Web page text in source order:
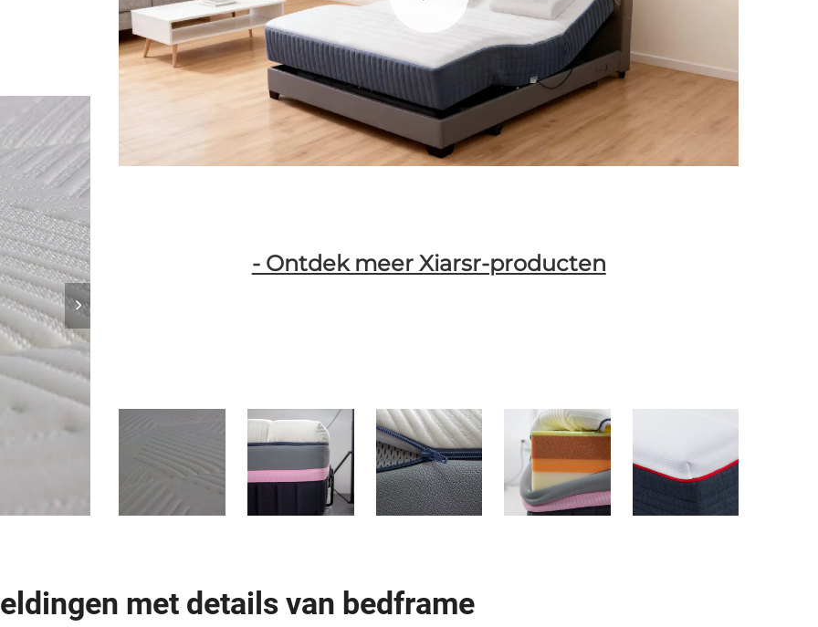
- Ontdek meer Xiarsr-producten
met details van bedframe